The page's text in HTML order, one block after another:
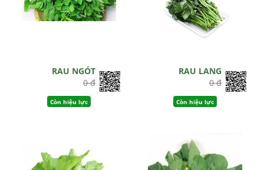
RAU NGÓT
0 đ
Còn hiệu lực
RAU LANG
0 đ
Còn hiệu lực